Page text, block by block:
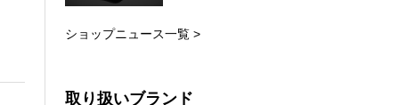
ショップニュース一覧 >
取り扱いブランド